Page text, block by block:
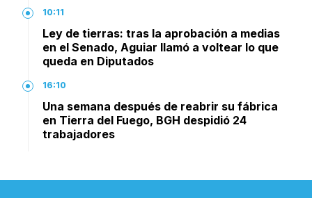
10:11
Ley de tierras: tras la aprobación a medias
en el Senado, Aguiar llamó a voltear lo que
queda en Diputados
16:10
Una semana después de reabrir su fábrica
en Tierra del Fuego, BGH despidió 24
trabajadores